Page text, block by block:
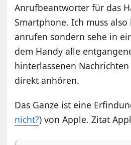
Anrufbeantworter für das
Smartphone. Ich muss
anrufen sondern sehe in
dem Handy alle
hinterlassenen
direkt anhören.
Das Ganze ist eine
nicht?) von Apple. Zitat